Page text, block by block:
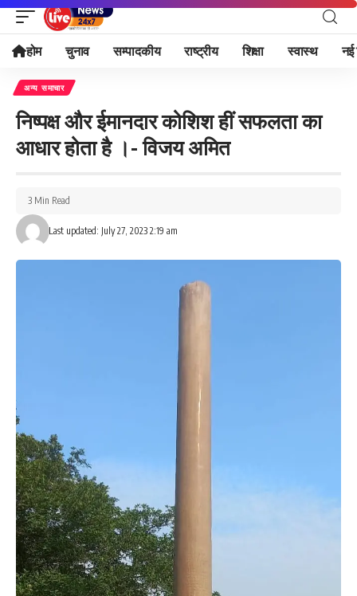
होम चुनाव सम्पादकीय राष्ट्रीय शिक्षा स्वास्थ नई
अन्य समाचार
निष्पक्ष और ईमानदार कोशिश हीं सफलता का
आधार होता है ।- विजय अमित
Last updated: July 27, 2023 2:19 am
3 Min Read